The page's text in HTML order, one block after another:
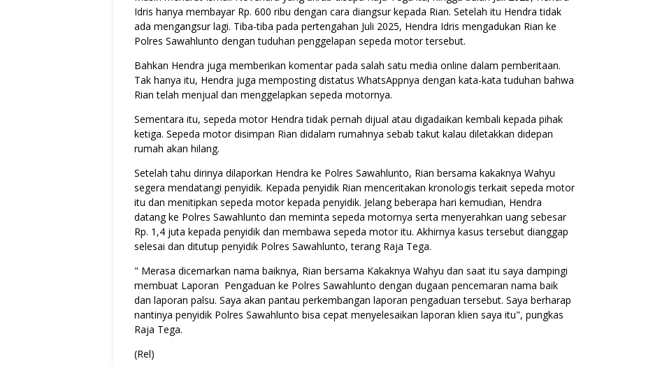
Idris hanya membayar Rp. 600 ribu dengan cara diangsur kepada Rian. Setelah itu Hendra tidak
ada mengangsur lagi. Tiba-tiba pada pertengahan Juli 2025, Hendra Idris mengadukan Rian ke
Polres Sawahlunto dengan tuduhan penggelapan sepeda motor tersebut.
Bahkan Hendra juga memberikan komentar pada salah satu media online dalam pemberitaan.
Tak hanya itu, Hendra juga memposting distatus WhatsAppnya dengan kata-kata tuduhan bahwa
Rian telah menjual dan menggelapkan sepeda motornya.
Sementara itu, sepeda motor Hendra tidak pernah dijual atau digadaikan kembali kepada pihak
ketiga. Sepeda motor disimpan Rian didalam rumahnya sebab takut kalau diletakkan didepan
rumah akan hilang.
Setelah tahu dirinya dilaporkan Hendra ke Polres Sawahlunto, Rian bersama kakaknya Wahyu
segera mendatangi penyidik. Kepada penyidik Rian menceritakan kronologis terkait sepeda motor
itu dan menitipkan sepeda motor kepada penyidik. Jelang beberapa hari kemudian, Hendra
datang ke Polres Sawahlunto dan meminta sepeda motornya serta menyerahkan uang sebesar
Rp. 1,4 juta kepada penyidik dan membawa sepeda motor itu. Akhirnya kasus tersebut dianggap
selesai dan ditutup penyidik Polres Sawahlunto, terang Raja Tega.
" Merasa dicemarkan nama baiknya, Rian bersama Kakaknya Wahyu dan saat itu saya dampingi
membuat Laporan Pengaduan ke Polres Sawahlunto dengan dugaan pencemaran nama baik
dan laporan palsu. Saya akan pantau perkembangan laporan pengaduan tersebut. Saya berharap
nantinya penyidik Polres Sawahlunto bisa cepat menyelesaikan laporan klien saya itu", pungkas
Raja Tega.
(Rel)